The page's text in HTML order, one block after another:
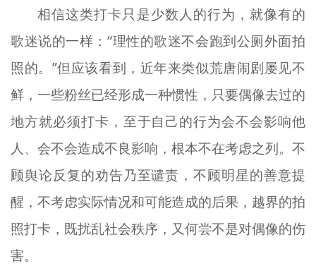
相信这类打卡只是少数人的行为，就像有的
歌迷说的一样：“理性的歌迷不会跑到公厕外面拍
照的。”但应该看到，近年来类似荒唐闹剧屡见不
鲜，一些粉丝已经形成一种惯性，只要偶像去过的
地方就必须打卡，至于自己的行为会不会影响他
人、会不会造成不良影响，根本不在考虑之列。不
顾舆论反复的劝告乃至谴责，不顾明星的善意提
醒，不考虑实际情况和可能造成的后果，越界的拍
照打卡，既扰乱社会秩序，又何尝不是对偶像的伤
害。